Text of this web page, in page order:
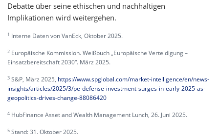
Debatte über seine ethischen und nachhaltigen
Implikationen wird weitergehen.
1 Interne Daten von VanEck, Oktober 2025.
2 Europäische Kommission. Weißbuch „Europäische Verteidigung –
Einsatzbereitschaft 2030“. März 2025.
3 S&P, März 2025, https://www.spglobal.com/market-intelligence/en/news-
insights/articles/2025/3/pe-defense-investment-surges-in-early-2025-as-
geopolitics-drives-change-88086420
4 HubFinance Asset and Wealth Management Lunch, 26. Juni 2025.
5 Stand: 31. Oktober 2025.